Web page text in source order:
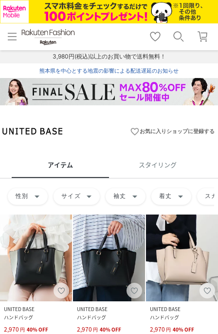
menu home
トップ
shopping_cart lock_outline
ログイン
3,980円(税込)以上のお買い物で送料無料！
熊本県を中心とする地震の影響による配送遅延のお知らせ
favorite_borderお気に入りショップに登録する
アイテム スタイリング
性別 arrow_drop_down サイズ arrow_drop_down 袖丈 arrow_drop_down 着丈 arrow_drop_down ス
UNITED BASE
ハンドバッグ
2,970 円 40%OFF
UNITED BASE
ハンドバッグ
2,970 円 40%OFF
UNITED BASE
ハンドバッグ
2,970 円 40%OFF